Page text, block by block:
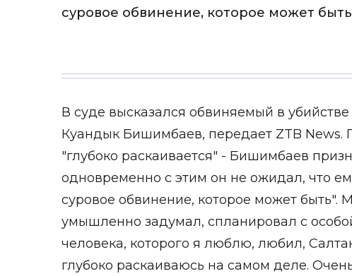
суровое обвинение, которое может
В суде высказался обвиняемый в
Куандык Бишимбаев, передает ZTB News.
"глубоко раскаивается" - Бишимбаев
одновременно с этим он не ожидал, что
суровое обвинение, которое может быть".
умышленно задумал, спланировал с
человека, которого я люблю, любил,
глубоко раскаиваюсь на самом деле.